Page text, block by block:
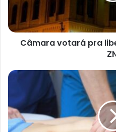
para
ZN.
Câmara votará pra
Em
Sociedade
de
Cardiologia
treina